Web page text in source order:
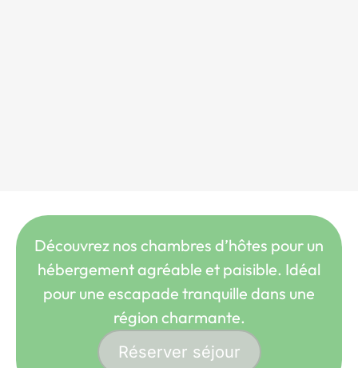
Découvrez nos chambres d’hôtes pour un
hébergement agréable et paisible. Idéal
pour une escapade tranquille dans une
région charmante.
Réserver séjour